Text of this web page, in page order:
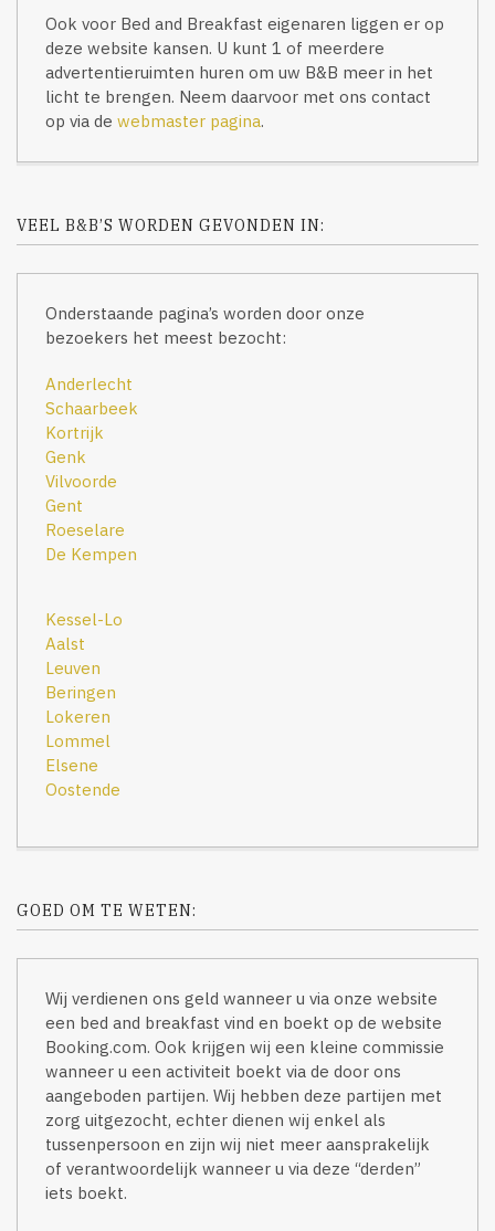
Ook voor Bed and Breakfast eigenaren liggen er op
deze website kansen. U kunt 1 of meerdere
advertentieruimten huren om uw B&B meer in het
licht te brengen. Neem daarvoor met ons contact
op via de webmaster pagina.
VEEL B&B’S WORDEN GEVONDEN IN:
Onderstaande pagina’s worden door onze
bezoekers het meest bezocht:
Anderlecht
Schaarbeek
Kortrijk
Genk
Vilvoorde
Gent
Roeselare
De Kempen
Kessel-Lo
Aalst
Leuven
Beringen
Lokeren
Lommel
Elsene
Oostende
GOED OM TE WETEN:
Wij verdienen ons geld wanneer u via onze website
een bed and breakfast vind en boekt op de website
Booking.com. Ook krijgen wij een kleine commissie
wanneer u een activiteit boekt via de door ons
aangeboden partijen. Wij hebben deze partijen met
zorg uitgezocht, echter dienen wij enkel als
tussenpersoon en zijn wij niet meer aansprakelijk
of verantwoordelijk wanneer u via deze “derden”
iets boekt.